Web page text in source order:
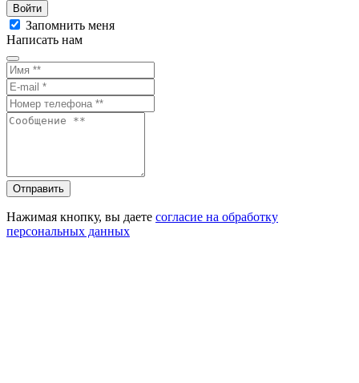
Войти
Запомнить меня
Написать нам
Отправить
Нажимая кнопку, вы даете согласие на обработку
персональных данных